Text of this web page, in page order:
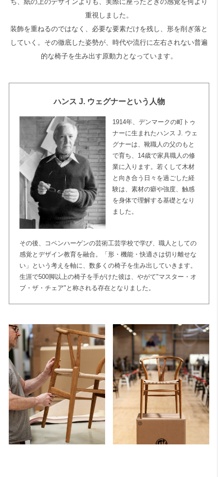
重視しました。
装飾を重ねるのではなく、必要な要素だけを残し、形を削ぎ落と
していく。その徹底した姿勢が、時代や流行に左右されない普遍
的な椅子を生み出す原動力となっています。
ハンス J. ウェグナーという人物
1914年、デンマークの町トゥ
ナーに生まれたハンス J. ウェ
グナーは、靴職人の父のもと
で育ち、14歳で家具職人の修
業に入ります。若くして木材
と向き合う日々を過ごした経
験は、素材の癖や強度、触感
を身体で理解する基礎となり
ました。
その後、コペンハーゲンの芸術工芸学校で学び、職人としての
感覚とデザイン教育を融合。「形・機能・快適さは切り離せな
い」という考えを軸に、数多くの椅子を生み出していきます。
生涯で500脚以上の椅子を手がけた彼は、やがて"マスター・オ
ブ・ザ・チェア"と称される存在となりました。